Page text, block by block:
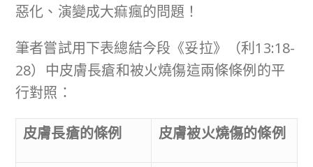
惡化、演變成大痲瘋的問題！
筆者嘗試用下表總結今段《妥拉》（利13:18-
28）中皮膚長瘡和被火燒傷這兩條條例的平
行對照：
皮膚長瘡的條例 皮膚被火燒傷的條例